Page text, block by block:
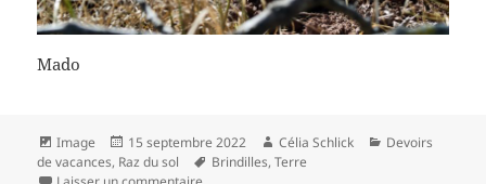
Mado
Format
Image
Publié
le
15 septembre 2022 Auteur
Célia Schlick Catégories
Devoirs
de vacances, Raz du sol
Mots-
Brindilles,Terre